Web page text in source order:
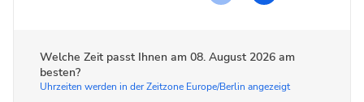
Welche Zeit passt Ihnen am 08. August 2026 am
besten?
Uhrzeiten werden in der Zeitzone Europe/Berlin angezeigt